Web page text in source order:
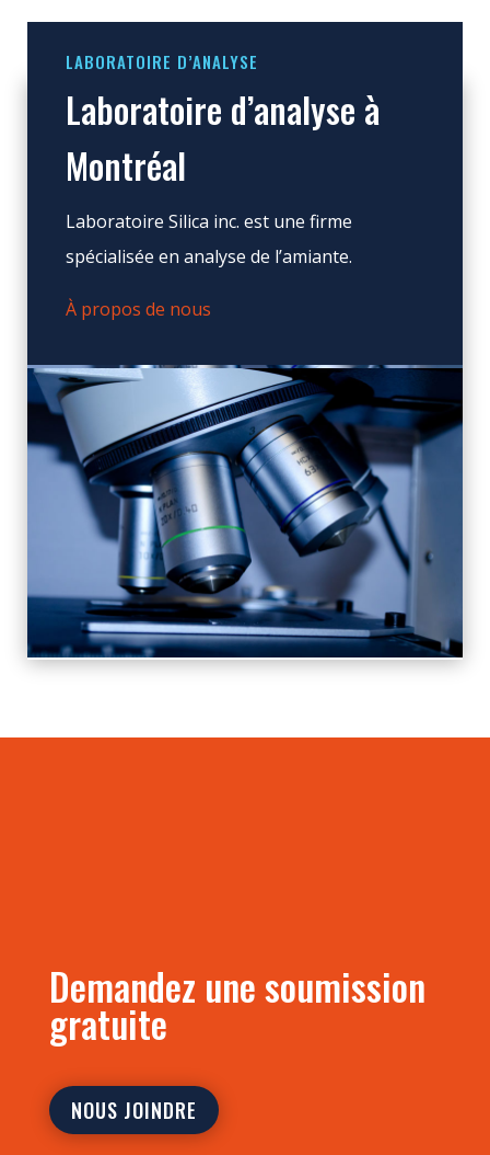
LABORATOIRE D’ANALYSE
Laboratoire d’analyse à
Montréal
Laboratoire Silica inc. est une firme
spécialisée en analyse de l’amiante.
À propos de nous
Demandez une soumission
gratuite
NOUS JOINDRE